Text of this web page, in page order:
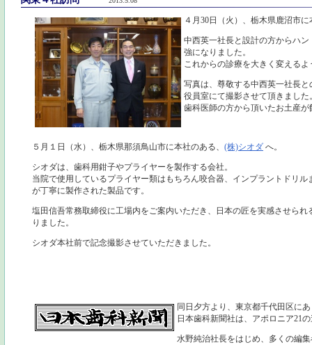
４月30日（火）、栃木県鹿沼市
中西英一社長と設計の方からハ
強になりました。
これからの診療を大きく変える
写真は、尊敬する中西英一社長
役員室にて撮影させて頂きまし
歯科医師の方から頂いたお土産
５月１日（水）、栃木県那須鳥山市に本社のある、 (株)シオダ へ。
シオダは、歯科用鉗子やプライヤーを製作する会社。
当院で使用しているプライヤー類はもちろん咬合器、インプラントドリル
が丁寧に製作された製品です。
塩田信吾常務取締役に工場内をご案内いただき、日本の匠を実感させられ
りました。
シオダ本社前で記念撮影させていただきました。
同日夕方より、東京都千代田区に
日本歯科新聞社は、アポロニア21
水野純治社長をはじめ、多くの編